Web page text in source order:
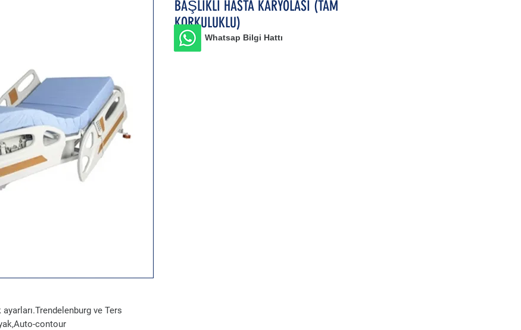
ve Ters
contour
BAŞLIKLI HASTA KARYOLASI (TAM
KORKULUKLU)
Whatsap Bilgi Hattı